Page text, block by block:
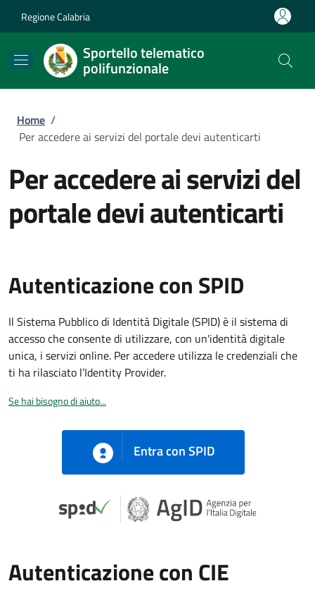
Regione Calabria
Sportello telematico
polifunzionale
Briciole di pane
Home /
Per accedere ai servizi del portale devi autenticarti
Per accedere ai servizi del
portale devi autenticarti
Autenticazione con SPID
Il Sistema Pubblico di Identità Digitale (SPID) è il sistema di
accesso che consente di utilizzare, con un'identità digitale
unica, i servizi online. Per accedere utilizza le credenziali che
ti ha rilasciato l’Identity Provider.
Se hai bisogno di aiuto...
Entra con SPID
Autenticazione con CIE